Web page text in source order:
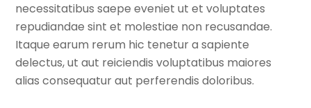
necessitatibus saepe eveniet ut et voluptates
repudiandae sint et molestiae non recusandae.
Itaque earum rerum hic tenetur a sapiente
delectus, ut aut reiciendis voluptatibus maiores
alias consequatur aut perferendis doloribus.